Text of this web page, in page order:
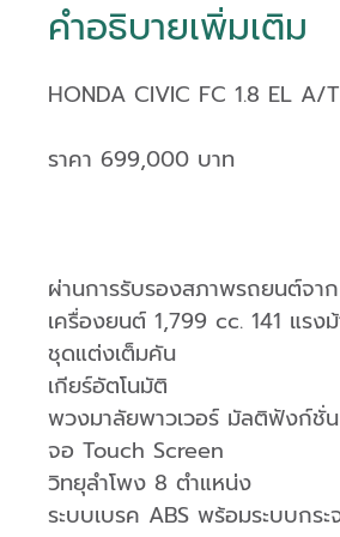
คำอธิบายเพิ่มเติม
HONDA CIVIC FC 1.8 EL A/
ราคา 699,000 บาท
ผ่านการรับรองสภาพรถยนต์จา
เครื่องยนต์ 1,799 cc. 141 แรง
ชุดแต่งเต็มคัน
เกียร์อัตโนมัติ
พวงมาลัยพาวเวอร์ มัลติฟังก์ชั่น
จอ Touch Screen
วิทยุลำโพง 8 ตำแหน่ง
ระบบเบรค ABS พร้อมระบบกระ